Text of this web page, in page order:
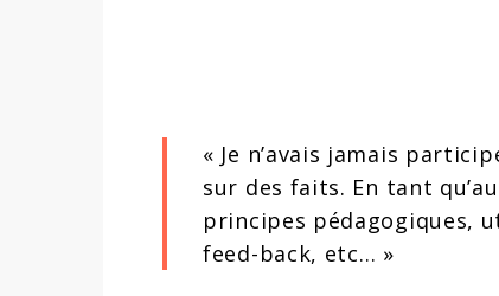
« Je n’avais jamais
sur des faits. En tant
principes pédagogiques,
feed-back, etc… »